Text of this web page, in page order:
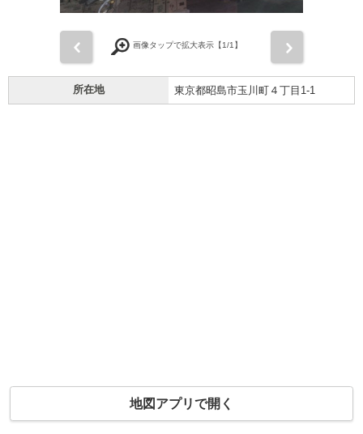
画像タップで拡大表示【1/1】
所在地 東京都昭島市玉川町４丁目1-1
地図アプリで開く